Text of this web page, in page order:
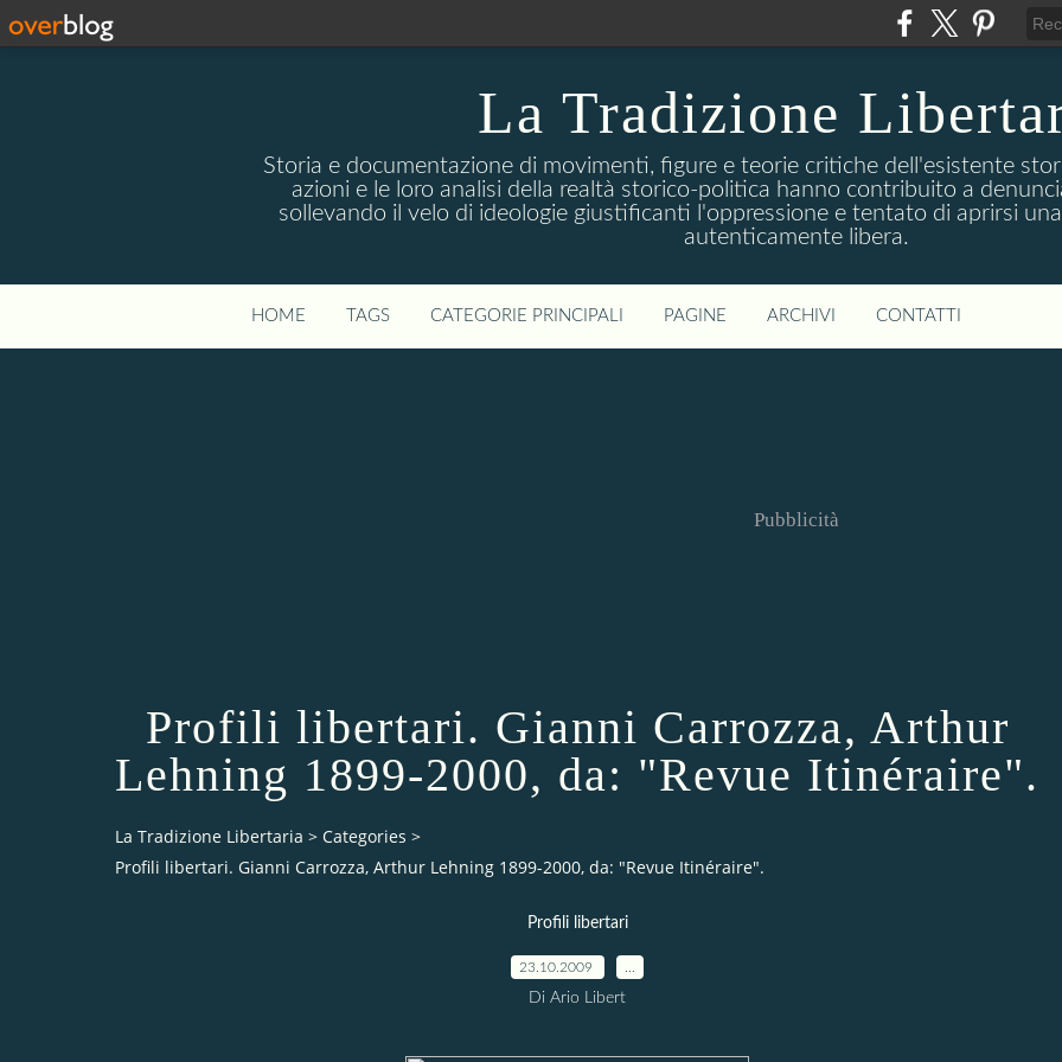
La Tradizione
Storia e documentazione di movimenti, figure e teorie critiche dell'esistente
azioni e le loro analisi della realtà storico-politica hanno contribuito a
sollevando il velo di ideologie giustificanti l'oppressione e tentato di aprirsi
autenticamente libera.
HOME TAGS CATEGORIE PRINCIPALI PAGINE ARCHIVI CONTATTI
Pubblicità
Profili libertari. Gianni Carrozza, Arthur
Lehning 1899-2000, da: "Revue Itinéraire".
La Tradizione Libertaria > Categories >
Profili libertari. Gianni Carrozza, Arthur Lehning 1899-2000, da: "Revue Itinéraire".
Profili libertari
23.10.2009
Di Ario Libert